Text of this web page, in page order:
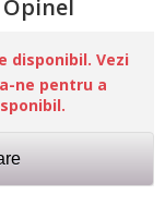
disponibil. Vezi
ne pentru a